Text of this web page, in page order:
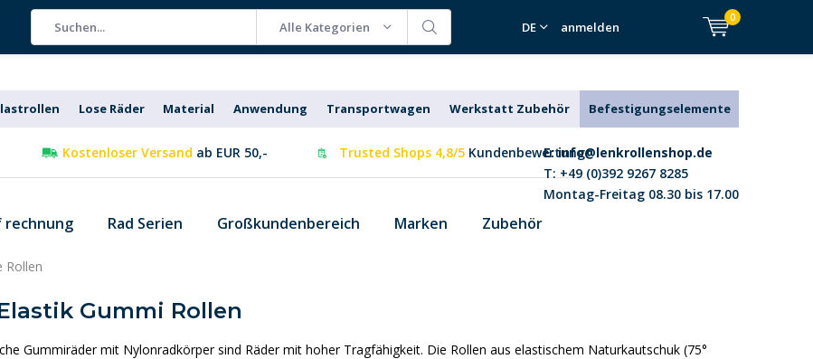
Alle Kategorien DE anmelden
0
Lose Räder Material Anwendung Transportwagen Werkstatt Zubehör Befestigungselemente
Kostenloser Versand ab EUR 50,- Trusted Shops 4,8/5 Kundenbewertung
E:info@lenkrollenshop.de
T: +49 (0)392 9267 8285
Montag-Freitag 08.30 bis 17.00
rechnung Rad Serien Großkundenbereich Marken Zubehör
Rollen
Gummi Rollen
Gummiräder mit Nylonradkörper sind Räder mit hoher Tragfähigkeit. Die Rollen aus elastischem Naturkautschuk (75°